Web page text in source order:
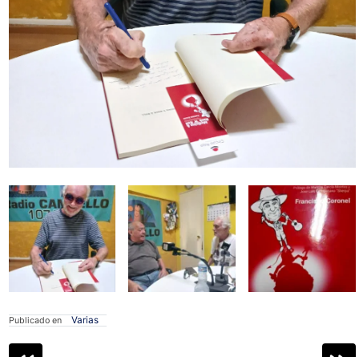
Publicado en Varias